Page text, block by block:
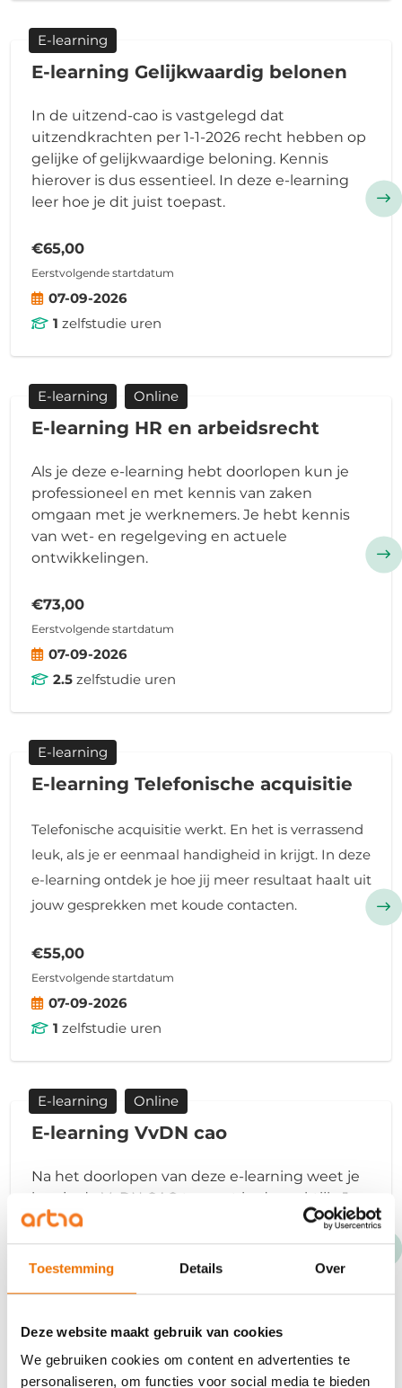
Toestemming Details Over
Deze website maakt gebruik van cookies
We gebruiken cookies om content en advertenties te
personaliseren, om functies voor social media te bieden
E-learning
E-learning Gelijkwaardig belonen
In de uitzend-cao is vastgelegd dat
uitzendkrachten per 1-1-2026 recht hebben op
gelijke of gelijkwaardige beloning. Kennis
hierover is dus essentieel. In deze e-learning
leer hoe je dit juist toepast.
€65,00
Eerstvolgende startdatum
07-09-2026
1 zelfstudie uren
E-learning Online
E-learning HR en arbeidsrecht
Als je deze e-learning hebt doorlopen kun je
professioneel en met kennis van zaken
omgaan met je werknemers.Je hebt kennis
van wet- en regelgeving en actuele
ontwikkelingen.
€73,00
Eerstvolgende startdatum
07-09-2026
2.5zelfstudie uren
E-learning
E-learning Telefonische acquisitie
Telefonische acquisitie werkt. En het is verrassend
leuk, als je er eenmaal handigheid in krijgt. In deze
e-learning ontdek je hoe jij meer resultaat haalt uit
jouw gesprekken met koude contacten.
€55,00
Eerstvolgende startdatum
07-09-2026
1 zelfstudie uren
E-learning Online
E-learning VvDN cao
Na het doorlopen van deze e-learning weet je
hoe je de VvDN CAO toepast in de praktijk. Je
hebt inzicht in beloning, verlof, verzuim en
rechtspositie van gedetacheerden.
07-09-2026
2.5zelfstudie uren